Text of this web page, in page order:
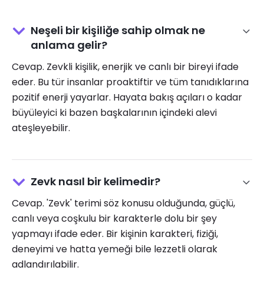
Neşeli bir kişiliğe sahip olmak ne
anlama gelir?
Cevap. Zevkli kişilik, enerjik ve canlı bir bireyi ifade
eder. Bu tür insanlar proaktiftir ve tüm tanıdıklarına
pozitif enerji yayarlar. Hayata bakış açıları o kadar
büyüleyici ki bazen başkalarının içindeki alevi
ateşleyebilir.
Zevk nasıl bir kelimedir?
Cevap. 'Zevk' terimi söz konusu olduğunda, güçlü,
canlı veya coşkulu bir karakterle dolu bir şey
yapmayı ifade eder. Bir kişinin karakteri, fiziği,
deneyimi ve hatta yemeği bile lezzetli olarak
adlandırılabilir.